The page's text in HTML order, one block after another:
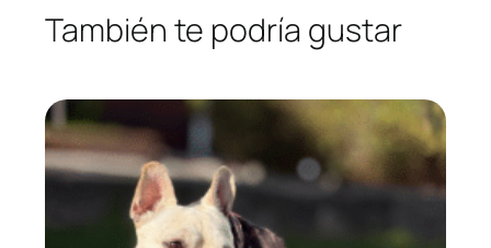
También te podría gustar